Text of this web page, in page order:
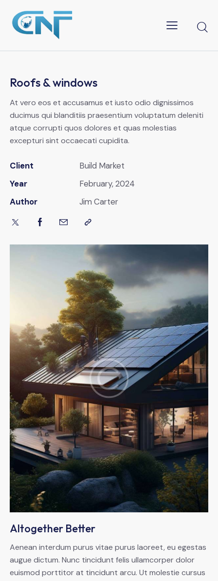
Roofs & windows
At vero eos et accusamus et iusto odio dignissimos
ducimus qui blanditiis praesentium voluptatum deleniti
atque corrupti quos dolores et quas molestias
excepturi sint occaecati cupidita.
Client
Build Market
Year
February, 2024
Author
Jim Carter
Altogether Better
Aenean interdum purus vitae purus laoreet, eu egestas
augue dictum. Nunc tincidunt felis ullamcorper dolor
euismod porttitor at tincidunt arcu. Ut molestie cursus